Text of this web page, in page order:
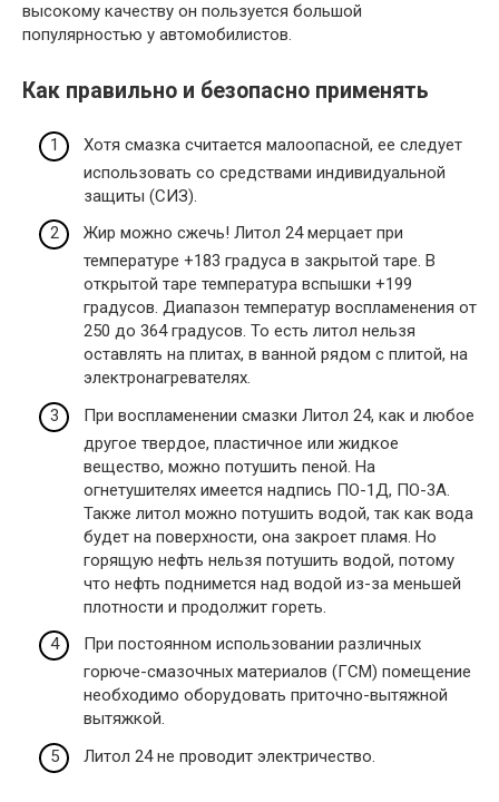
высокому качеству он пользуется большой
популярностью у автомобилистов.
Как правильно и безопасно применять
Хотя смазка считается малоопасной, ее следует
использовать со средствами индивидуальной
защиты (СИЗ).
Жир можно сжечь! Литол 24 мерцает при
температуре +183 градуса в закрытой таре. В
открытой таре температура вспышки +199
градусов. Диапазон температур воспламенения от
250 до 364 градусов. То есть литол нельзя
оставлять на плитах, в ванной рядом с плитой, на
электронагревателях.
При воспламенении смазки Литол 24, как и любое
другое твердое, пластичное или жидкое
вещество, можно потушить пеной. На
огнетушителях имеется надпись ПО-1Д, ПО-3А.
Также литол можно потушить водой, так как вода
будет на поверхности, она закроет пламя. Но
горящую нефть нельзя потушить водой, потому
что нефть поднимется над водой из-за меньшей
плотности и продолжит гореть.
При постоянном использовании различных
горюче-смазочных материалов (ГСМ) помещение
необходимо оборудовать приточно-вытяжной
вытяжкой.
Литол 24 не проводит электричество.